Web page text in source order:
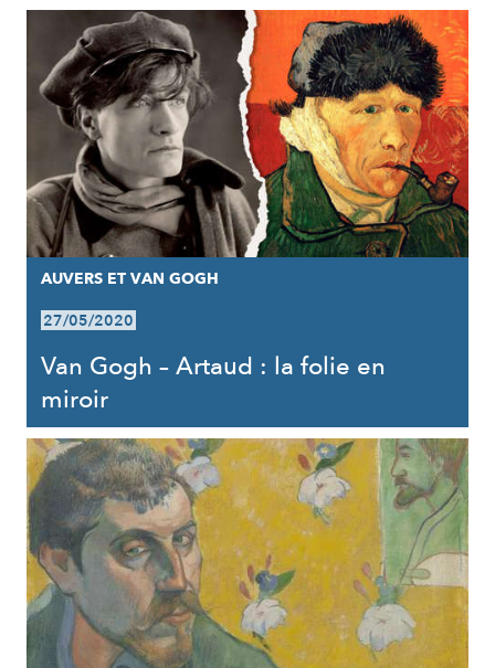
AUVERS ET VAN GOGH
27/05/2020
Van Gogh – Artaud : la folie en
miroir